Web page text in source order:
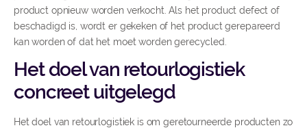
product opnieuw worden verkocht. Als het product defect of
beschadigd is, wordt er gekeken of het product gerepareerd
kan worden of dat het moet worden gerecycled.
Het doel van retourlogistiek
concreet uitgelegd
Het doel van retourlogistiek is om geretourneerde producten zo